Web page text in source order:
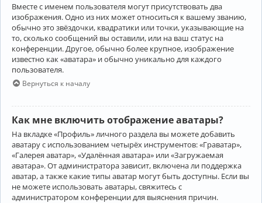
Вместе с именем пользователя могут присутствовать два
изображения. Одно из них может относиться к вашему званию,
обычно это звёздочки, квадратики или точки, указывающие на
то, сколько сообщений вы оставили, или на ваш статус на
конференции. Другое, обычно более крупное, изображение
известно как «аватара» и обычно уникально для каждого
пользователя.
Вернуться к началу
Как мне включить отображение аватары?
На вкладке «Профиль» личного раздела вы можете добавить
аватару с использованием четырёх инструментов: «Граватар»,
«Галерея аватар», «Удалённая аватара» или «Загружаемая
аватара». От администратора зависит, включена ли поддержка
аватар, а также какие типы аватар могут быть доступны. Если вы
не можете использовать аватары, свяжитесь с
администратором конференции для выяснения причин.